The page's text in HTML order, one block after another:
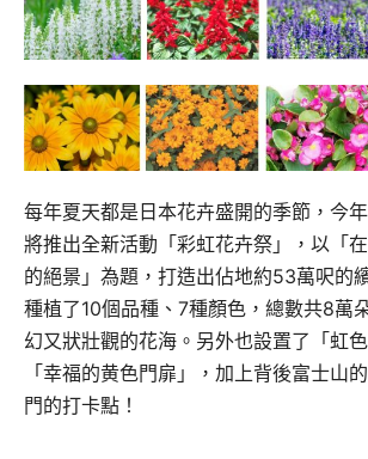
每年夏天都是日本花卉盛開的季節， 今
將推出全新活動「彩虹花卉祭」，以「
的絕景」為題，打造出佔地約53萬呎的
種植了10個品種、7種顏色，總數共8萬
幻又狀壯觀的花海。另外也設置了「虹
「幸福的黄色門扉」，加上背後富士山
門的打卡點！